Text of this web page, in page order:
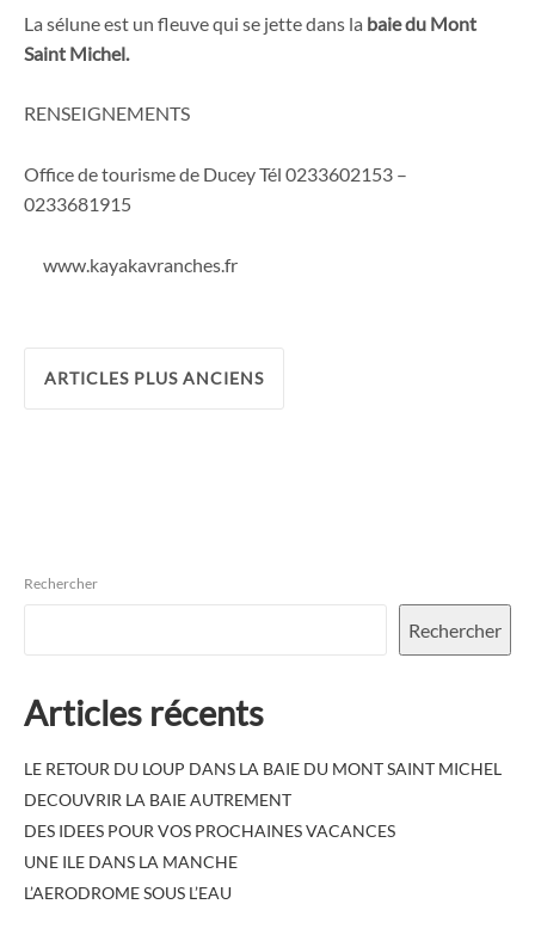
La sélune est un fleuve qui se jette dans la baie du Mont
Saint Michel.
RENSEIGNEMENTS
Office de tourisme de Ducey Tél 0233602153 –
0233681915
www.kayakavranches.fr
Navigation
des
ARTICLES PLUS ANCIENS
Rechercher
Rechercher
Articles récents
LE RETOUR DU LOUP DANS LA BAIE DU MONT SAINT MICHEL
DECOUVRIR LA BAIE AUTREMENT
DES IDEES POUR VOS PROCHAINES VACANCES
UNE ILE DANS LA MANCHE
L’AERODROME SOUS L’EAU